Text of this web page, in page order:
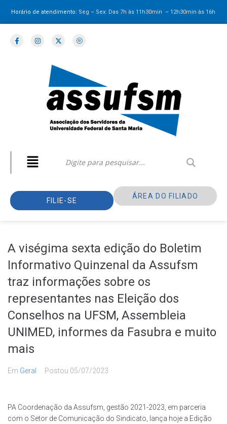
Horário de atendimento: Seg – Sex: Das 7h às 11h30min – 12h30minàs 16h
FILIE-SE
ÁREA DO FILIADO
A viségima sexta edição do Boletim
Informativo Quinzenal da Assufsm
traz informações sobre os
representantes nas Eleição dos
Conselhos na UFSM, Assembleia
UNIMED, informes da Fasubra e muito
mais
Em Geral Postou 05/07/2023
PA Coordenação da Assufsm, gestão 2021-2023, em parceria
com o Setor de Comunicação do Sindicato, lança hoje a Edição